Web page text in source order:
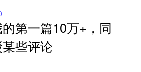
第一篇10万+，同
些评论